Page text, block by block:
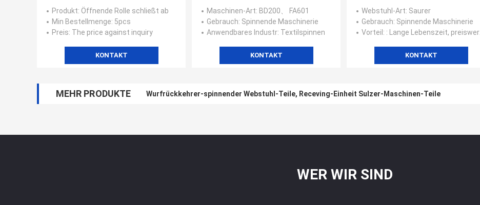
Produkt: Öffnende Rolle schließt ab
Min Bestellmenge: 5pcs
Preis: The price against inquiry
KONTAKT
spinnt
Maschinen-Art: BD200、 FA601
Gebrauch: Spinnende Maschinerie
Anwendbares Industr: Textilspinnen
KONTAKT
Webstuhl-Maschinen-Teile spinnt
Webstuhl-Art: Saurer
Gebrauch: Spinnende Maschinerie
Vorteil : : Lange Lebenszeit, preiswertere, harte und glatte Oberfläche, gute Garnqualität
KONTAKT
MEHR PRODUKTE Wurfrückkehrer-spinnender Webstuhl-Teile, Receving-Einheit Sulzer-Maschinen-Teile
WER WIR SIND